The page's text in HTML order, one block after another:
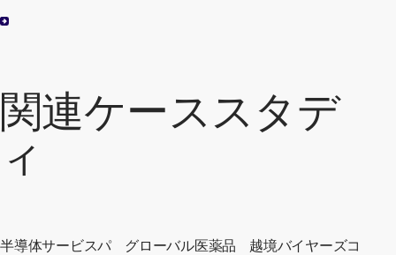
関連ケーススタデ
ィ
半導体サービスパ
グローバル医薬品
越境バイヤーズコ